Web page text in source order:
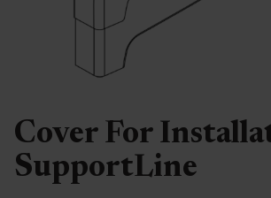
Cover For
SupportLine